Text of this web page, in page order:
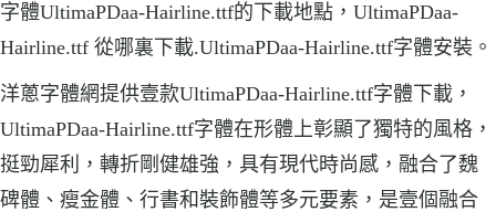
字體UltimaPDaa-Hairline.ttf的下載地點，UltimaPDaa-
Hairline.ttf 從哪裏下載.UltimaPDaa-Hairline.ttf字體安裝。
洋蔥字體網提供壹款UltimaPDaa-Hairline.ttf字體下載，
UltimaPDaa-Hairline.ttf字體在形體上彰顯了獨特的風格，
挺勁犀利，轉折剛健雄強，具有現代時尚感，融合了魏
碑體、瘦金體、行書和裝飾體等多元要素，是壹個融合